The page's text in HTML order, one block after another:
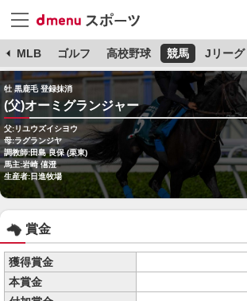
MLB ゴルフ 高校野球 競馬 Jリーグ
牡 黒鹿毛 登録抹消
(父)オーミグランジャー
父:リユウズイシヨウ
母:ラグランジヤ
調教師:田島 良保 (栗東)
馬主:岩崎 僖澄
生産者:日進牧場
賞金
獲得賞金
本賞金